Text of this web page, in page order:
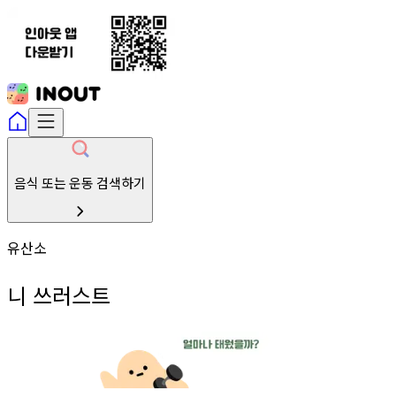
음식 또는 운동 검색하기
유산소
니 쓰러스트